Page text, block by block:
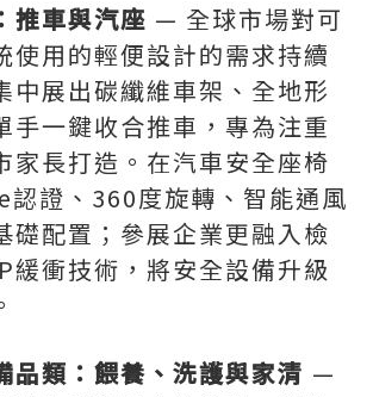
推車與汽座 — 全球市場對可
使用的輕便設計的需求持續
中展出碳纖維車架、全地形
手一鍵收合推車，專為注重
家長打造。在汽車安全座椅
證、360度旋轉、智能通風
礎配置；參展企業更融入檢
緩衝技術，將安全設備升級
品類：餵養、洗護與家清 —